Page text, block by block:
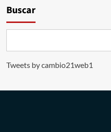
Buscar
Tweets by cambio21web1